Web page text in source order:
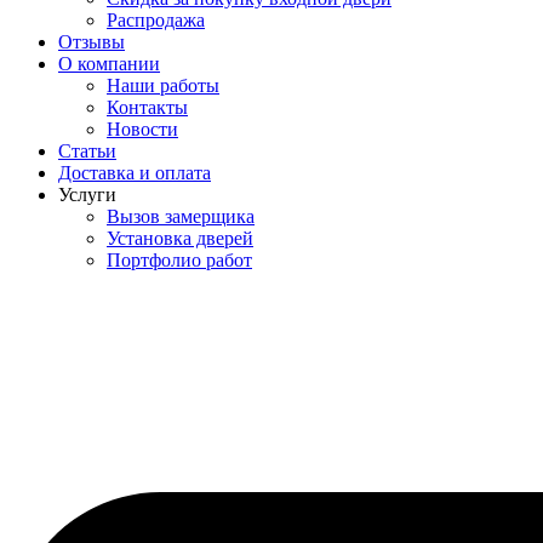
Распродажа
Отзывы
О компании
Наши работы
Контакты
Новости
Статьи
Доставка и оплата
Услуги
Вызов замерщика
Установка дверей
Портфолио работ